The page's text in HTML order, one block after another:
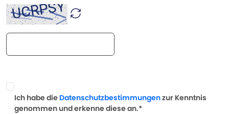
Ich habe die Datenschutzbestimmungenzur Kenntnis
genommen und erkenne diese an.*